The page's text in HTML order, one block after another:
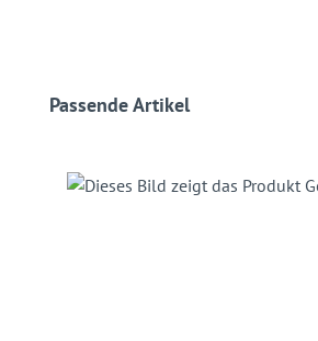
Produktgalerie überspringen
Passende Artikel